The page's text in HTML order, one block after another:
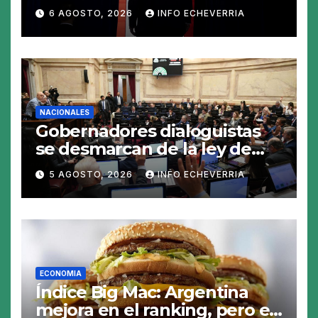
polisilicio para frenar el
avance de China
6 AGOSTO, 2026 INFO ECHEVERRIA
NACIONALES
Gobernadores dialoguistas
se desmarcan de la ley de
Tierras y ponen en jaque su
tratamiento en el Senado
5 AGOSTO, 2026 INFO ECHEVERRIA
ECONOMIA
Índice Big Mac: Argentina
mejora en el ranking, pero el